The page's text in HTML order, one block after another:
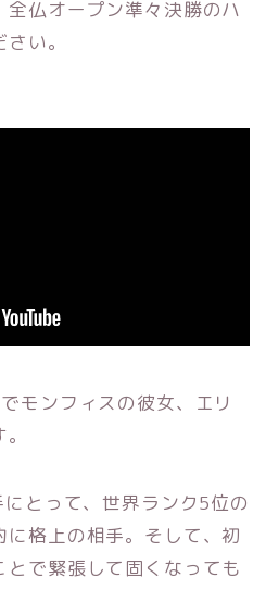
仏オープン準々決勝のハ
い。
モンフィスの彼女、エリ
とって、世界ランク5位の
格上の相手。そして、初
で緊張して固くなっても